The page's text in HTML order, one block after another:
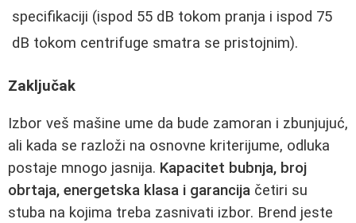
specifikaciji (ispod 55 dB tokom pranja i ispod 75
dB tokom centrifuge smatra se pristojnim).
Zaključak
Izbor veš mašine ume da bude zamoran i zbunjujuć,
ali kada se razloži na osnovne kriterijume, odluka
postaje mnogo jasnija. Kapacitet bubnja, broj
obrtaja, energetska klasa i garancija četiri su
stuba na kojima treba zasnivati izbor. Brend jeste